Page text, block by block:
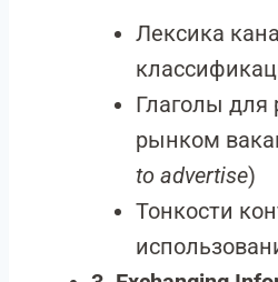
Лексика
Глаголы для
рынком
to advertise)
Тонкости